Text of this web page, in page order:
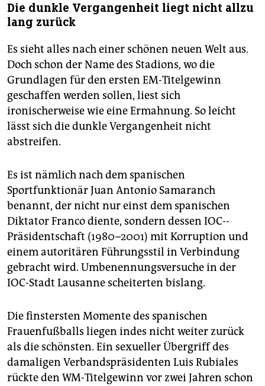
Die dunkle Vergangenheit liegt nicht allzu
lang zurück
Es sieht alles nach einer schönen neuen Welt aus.
Doch schon der Name des Stadions, wo die
Grundlagen für den ersten EM-Titelgewinn
geschaffen werden sollen, liest sich
ironischerweise wie eine Ermahnung. So leicht
lässt sich die dunkle Vergangenheit nicht
abstreifen.
Es ist nämlich nach dem spanischen
Sportfunktionär Juan Antonio Samaranch
benannt, der nicht nur einst dem spanischen
Diktator Franco diente, sondern dessen IOC-­
Präsidentschaft (1980–2001) mit Korruption und
einem autoritären Führungsstil in Verbindung
gebracht wird. Umbenennungsversuche in der
IOC-Stadt Lausanne scheiterten bislang.
Die finstersten Momente des spanischen
Frauenfußballs liegen indes nicht weiter zurück
als die schönsten. Ein sexueller Übergriff des
damaligen Verbandspräsidenten Luis Rubia­les
rückte den WM-Titelgewinn vor zwei Jahren schon